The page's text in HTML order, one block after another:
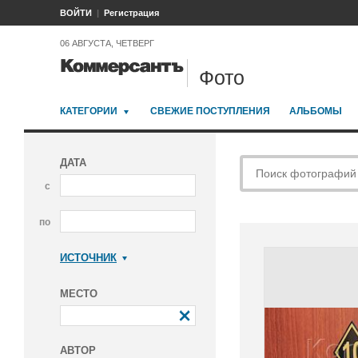
ВОЙТИ Регистрация
06 АВГУСТА, ЧЕТВЕРГ
Фото
КАТЕГОРИИ СВЕЖИЕ ПОСТУПЛЕНИЯ АЛЬБОМЫ
ДАТА
с
по
ИСТОЧНИК
МЕСТО
АВТОР